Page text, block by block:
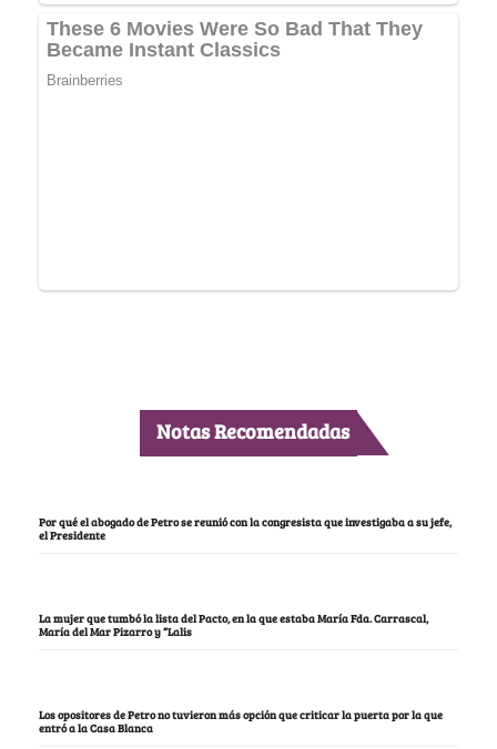
Notas Recomendadas
Por qué el abogado de Petro se reunió con la congresista que investigaba a su jefe,
el Presidente
La mujer que tumbó la lista del Pacto, en la que estaba María Fda. Carrascal,
María del Mar Pizarro y “Lalis
Los opositores de Petro no tuvieron más opción que criticar la puerta por la que
entró a la Casa Blanca